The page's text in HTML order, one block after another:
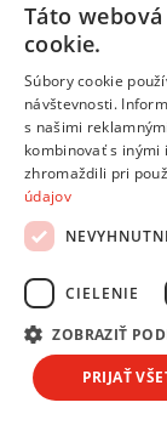
GXT
)
0)
JBL GAMING
0)
Kaspersky
0)
klang mr3
0)
klang mr5
Legion
LinkBuds
LIVE 460
Táto
cookie.
Súbory cookie
návštevnosti.
s našimi
kombinovať s
zhromaždili pri
údajov
CIELENIE
ZOBRAZIŤ
PRIJAŤ